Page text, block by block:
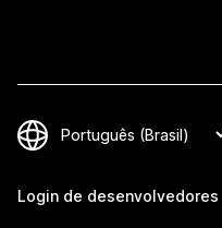
Login de desenvolvedores